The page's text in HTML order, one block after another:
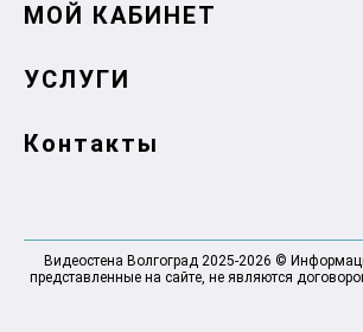
МОЙ КАБИНЕТ
УСЛУГИ
Контакты
Видеостена Волгоград 2025-2026 ©
представленные на сайте, не являются